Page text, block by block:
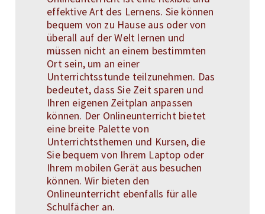
effektive Art des Lernens. Sie können
bequem von zu Hause aus oder von
überall auf der Welt lernen und
müssen nicht an einem bestimmten
Ort sein, um an einer
Unterrichtsstunde teilzunehmen. Das
bedeutet, dass Sie Zeit sparen und
Ihren eigenen Zeitplan anpassen
können. Der Onlineunterricht bietet
eine breite Palette von
Unterrichtsthemen und Kursen, die
Sie bequem von Ihrem Laptop oder
Ihrem mobilen Gerät aus besuchen
können. Wir bieten den
Onlineunterricht ebenfalls für alle
Schulfächer an.